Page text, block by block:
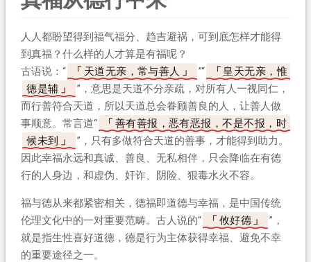
人人都盼望得到福气福分、趋吉避祸，可到底怎样才能得
到真福？什么样的人才算是有福呢？
古语说：“
天道无亲，常与善人 ”“
皇天无亲，惟
德是辅
”，意思是天道不分亲疏，对所有人一视同仁，
而行善符合天道，所以天道总会眷顾善良的人，让善人做
事顺意。常言道“
善有善报，恶有恶报，不是不报，时
候未到
”，只有多做符合天道的善事，才能得到助力。
因此幸福永远和真诚、善良、无私相伴，只会降临在有德
行的人身边，和虚伪、奸诈、阴险、狠毒水火不容。
福与德从来都紧密相关，德福即道德与幸福，是中国传统
伦理文化中的一对重要范畴。古人说的“
攸好德
”，
就是指生性喜好道德，德是行为主体获得幸福、避免不幸
的重要途径之一。